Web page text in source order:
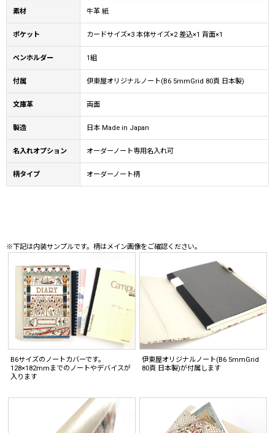
素材 牛革 紙
ポケット カードサイズ×3 本体サイズ×2 差込×1 背面×1
ペンホルダー 1組
付属 伊東屋オリジナルノート(B6 5mmGrid 80頁 日本製)
文庫革 両面
製造 日本 Made in Japan
名入れオプション オーダーノート専用名入れ可
柄タイプ オーダーノート柄
※下記は内装サンプルです。柄はメイン画像をご確認ください。
B6サイズのノートカバーです。
128×182mmまでのノートやデバイスが
入ります
伊東屋オリジナルノート(B6 5mmGrid
80頁 日本製)が付属します